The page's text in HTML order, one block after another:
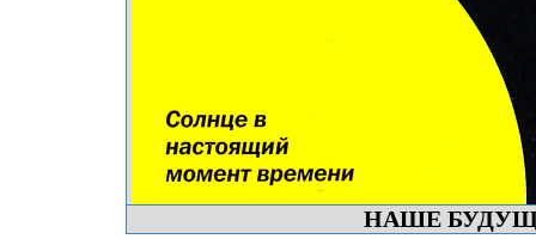
НАШЕ